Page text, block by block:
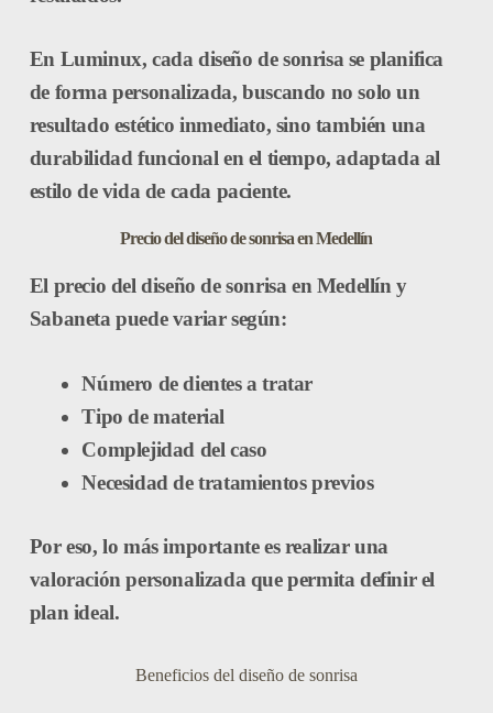
En Luminux, cada diseño de sonrisa se planifica
de forma personalizada, buscando no solo un
resultado estético inmediato, sino también una
durabilidad funcional en el tiempo, adaptada al
estilo de vida de cada paciente.
Precio del diseño de sonrisa en Medellín
El precio del diseño de sonrisa en Medellín y
Sabaneta puede variar según:
Número de dientes a tratar
Tipo de material
Complejidad del caso
Necesidad de tratamientos previos
Por eso, lo más importante es realizar una
valoración personalizada que permita definir el
plan ideal.
Beneficios del diseño de sonrisa